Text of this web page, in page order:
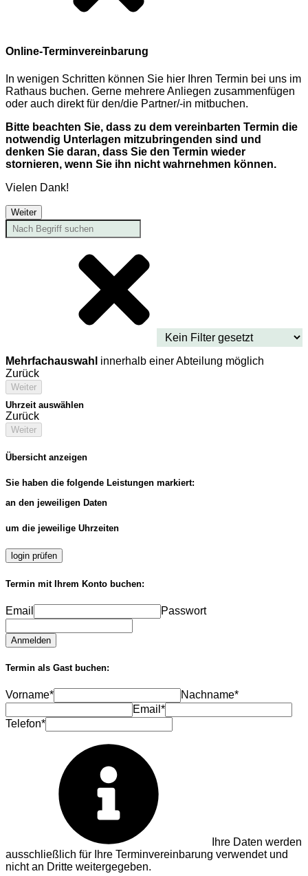
Online-Terminvereinbarung
In wenigen Schritten können Sie hier Ihren Termin bei uns im
Rathaus buchen. Gerne mehrere Anliegen zusammenfügen
oder auch direkt für den/die Partner/-in mitbuchen.
Bitte beachten Sie, dass zu dem vereinbarten Termin die
notwendig Unterlagen mitzubringenden sind und
denken Sie daran, dass Sie den Termin wieder
stornieren, wenn Sie ihn nicht wahrnehmen können.
Vielen Dank!
Weiter
Mehrfachauswahl innerhalb einer Abteilung möglich
Zurück
Weiter
Uhrzeit auswählen
Zurück
Weiter
Übersicht anzeigen
Sie haben die folgende Leistungen markiert:
an den jeweiligen Daten
um die jeweilige Uhrzeiten
login prüfen
Termin mit Ihrem Konto buchen:
Email Passwort
Anmelden
Termin als Gast buchen:
Vorname*
Nachname*
Email*
Telefon*
Ihre Daten werden
ausschließlich für Ihre Terminvereinbarung verwendet und
nicht an Dritte weitergegeben.